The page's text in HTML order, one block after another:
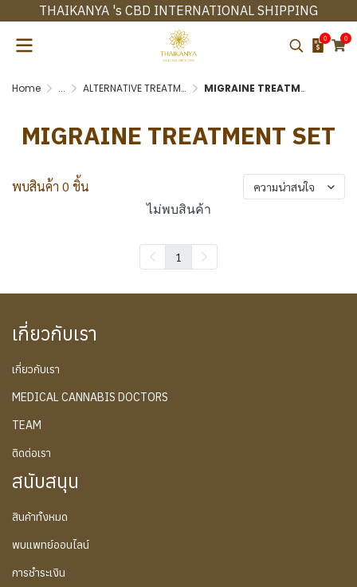
THAIKANYA 's CBD INTERNATIONAL SHIPPING
0 0
Home ... ALTERNATIVE TREATMENT SET MIGRAINE TREATMENT SET
MIGRAINE TREATMENT SET
พบสินค้า 0 ชิ้น ความน่าสนใจ
ไม่พบสินค้า
1
เกี่ยวกับเรา
เกี่ยวกับเรา
MEDICAL CANNABIS DOCTORS
TEAM
ติดต่อเรา
สนับสนุน
สินค้าทั้งหมด
พบแพทย์ออนไลน์
การชำระเงิน